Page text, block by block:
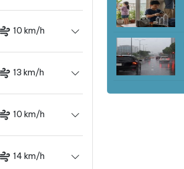
10 km/h
13 km/h
10 km/h
14 km/h